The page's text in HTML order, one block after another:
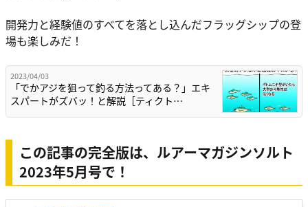
開発力と経験値のすべてを落とし込んだフラッグシップの登
場も楽しみだ！
2023/04/03
「でかアジを狙って釣る方法ってある？」エキ
スパートがズバッ！と解説［ティクト…
この記事の完全版は、ルアーマガジンソルト
2023年5月号で！